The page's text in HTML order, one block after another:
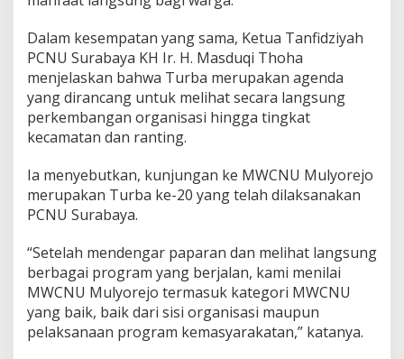
o
e
j
Dalam kesempatan yang sama, Ketua Tanfidziyah
PCNU Surabaya KH Ir. H. Masduqi Thoha
menjelaskan bahwa Turba merupakan agenda
yang dirancang untuk melihat secara langsung
perkembangan organisasi hingga tingkat
kecamatan dan ranting.
Ia menyebutkan, kunjungan ke MWCNU Mulyorejo
merupakan Turba ke-20 yang telah dilaksanakan
PCNU Surabaya.
“Setelah mendengar paparan dan melihat langsung
berbagai program yang berjalan, kami menilai
MWCNU Mulyorejo termasuk kategori MWCNU
yang baik, baik dari sisi organisasi maupun
pelaksanaan program kemasyarakatan,” katanya.